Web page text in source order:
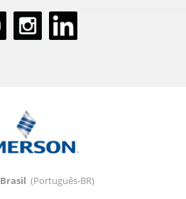
Brasil (Português-BR)